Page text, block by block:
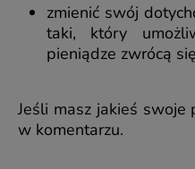
zmienić swój
taki, który
pieniądze zwrócą
Jeśli masz jakieś
w komentarzu.